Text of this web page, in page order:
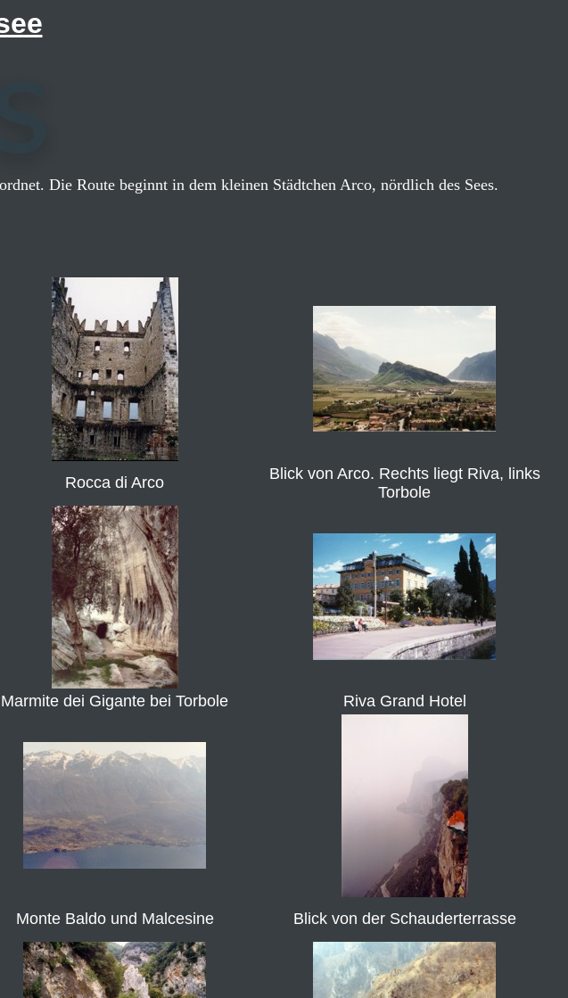
Die Route beginnt in dem kleinen Städtchen Arco, nördlich des Sees.
Rocca di Arco
Blick von Arco. Rechts liegt Riva, links
Torbole
Marmite dei Gigante bei Torbole Riva Grand Hotel
Monte Baldo und Malcesine Blick von der Schauderterrasse